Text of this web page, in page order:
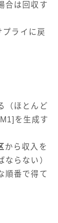
合は回収す
プライに戻
（ほとんど
を生成す
から収入を
らない）
順番で得て